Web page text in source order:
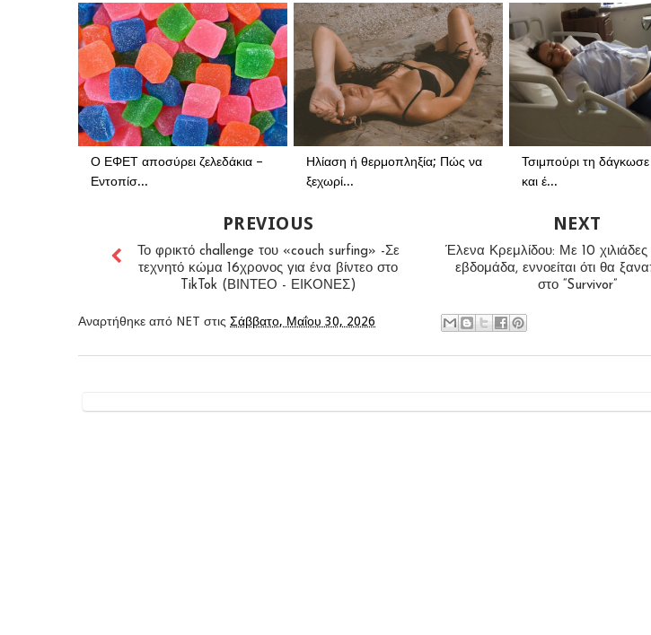
Ο ΕΦΕΤ αποσύρει ζελεδάκια –
Εντοπίσ...
Ηλίαση ή θερμοπληξία; Πώς να
ξεχωρί...
Τσιμπούρι τη
και έ...
NEXT
Έλενα Κρεμλίδου: Με 10
εβδομάδα, εννοείται ότι θα
στο “Survivor”
PREVIOUS
Το φρικτό challenge του «couch surfing» -Σε
τεχνητό κώμα 16χρονος για ένα βίντεο στο
TikTok (ΒΙΝΤΕΟ - ΕΙΚΟΝΕΣ)
Αναρτήθηκε από NET στις Σάββατο, Μαΐου 30, 2026